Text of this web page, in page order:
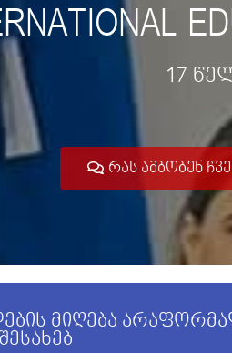
17
რას ამბობენ
მიღება